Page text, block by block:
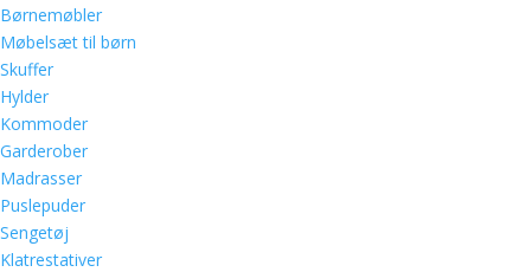
Børnemøbler
Møbelsæt til børn
Skuffer
Hylder
Kommoder
Garderober
Madrasser
Puslepuder
Sengetøj
Klatrestativer